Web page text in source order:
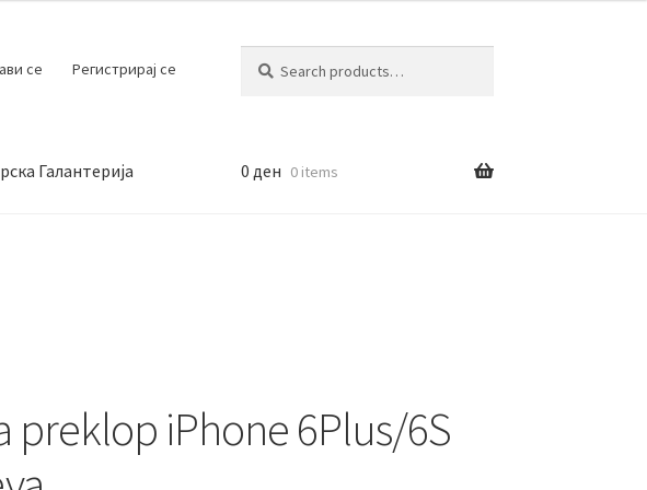
се Регистрирај се
for:
Галантерија 0 ден 0 items
preklop iPhone 6Plus/6S